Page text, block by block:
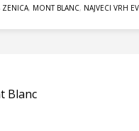
ZENICA, MONT BLANC, NAJVECI VRH
Blanc